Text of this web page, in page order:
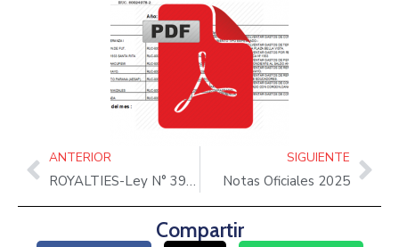
ANTERIOR
ROYALTIES-Ley N° 3984/10
SIGUIENTE
Notas Oficiales 2025
Compartir